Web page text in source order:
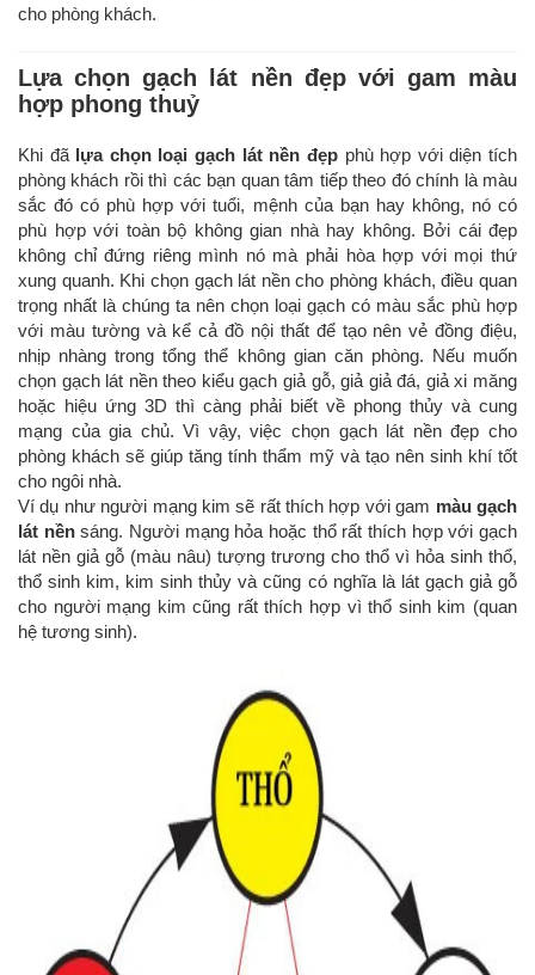
cho phòng khách.
Lựa chọn gạch lát nền đẹp với gam màu
hợp phong thuỷ
Khi đã lựa chọn loại gạch lát nền đẹpphù hợp với diện tích
phòng khách rồi thì các bạn quan tâm tiếp theo đó chính là màu
sắc đó có phù hợp với tuổi, mệnh của bạn hay không, nó có
phù hợp với toàn bộ không gian nhà hay không. Bởi cái đẹp
không chỉ đứng riêng mình nó mà phải hòa hợp với mọi thứ
xung quanh. Khi chọn gạch lát nền cho phòng khách, điều quan
trọng nhất là chúng ta nên chọn loại gạch có màu sắc phù hợp
với màu tường và kể cả đồ nội thất để tạo nên vẻ đồng điệu,
nhịp nhàng trong tổng thể không gian căn phòng. Nếu muốn
chọn gạch lát nền theo kiểu gạch giả gỗ, giả giả đá, giả xi măng
hoặc hiệu ứng 3D thì càng phải biết về phong thủy và cung
mạng của gia chủ. Vì vậy, việc chọn gạch lát nền đẹp cho
phòng khách sẽ giúp tăng tính thẩm mỹ và tạo nên sinh khí tốt
cho ngôi nhà.
Ví dụ như người mạng kim sẽ rất thích hợp với gam màu gạch
lát nềnsáng. Người mạng hỏa hoặc thổ rất thích hợp với gạch
lát nền giả gỗ (màu nâu) tượng trương cho thổ vì hỏa sinh thổ,
thổ sinh kim, kim sinh thủy và cũng có nghĩa là lát gạch giả gỗ
cho người mạng kim cũng rất thích hợp vì thổ sinh kim (quan
hệ tương sinh).